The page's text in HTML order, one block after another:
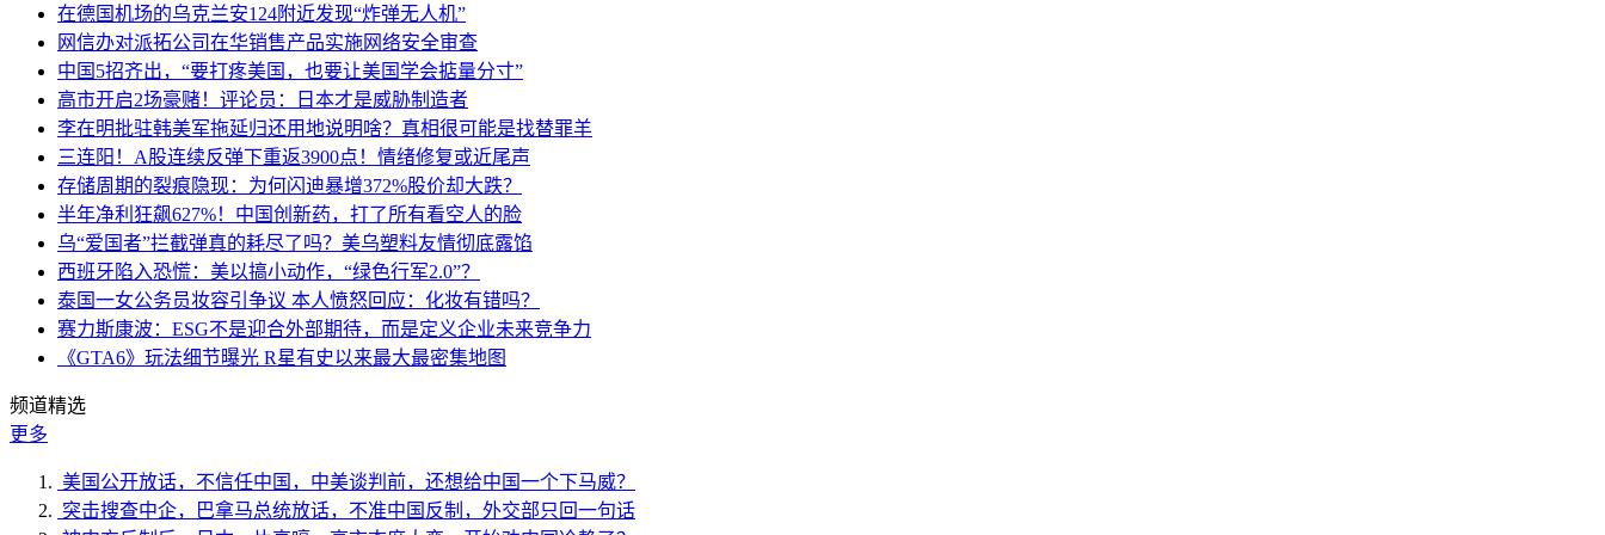
在德国机场的乌克兰安124附近发现“炸弹无人机”
网信办对派拓公司在华销售产品实施网络安全审查
中国5招齐出，“要打疼美国，也要让美国学会掂量分寸”
高市开启2场豪赌！评论员：日本才是威胁制造者
李在明批驻韩美军拖延归还用地说明啥？真相很可能是找替罪羊
三连阳！A股连续反弹下重返3900点！情绪修复或近尾声
存储周期的裂痕隐现：为何闪迪暴增372%股价却大跌？
半年净利狂飙627%！中国创新药，打了所有看空人的脸
乌“爱国者”拦截弹真的耗尽了吗？美乌塑料友情彻底露馅
西班牙陷入恐慌：美以搞小动作，“绿色行军2.0”？
泰国一女公务员妆容引争议 本人愤怒回应：化妆有错吗？
赛力斯康波：ESG不是迎合外部期待，而是定义企业未来竞争力
《GTA6》玩法细节曝光 R星有史以来最大最密集地图
频道精选
更多
美国公开放话，不信任中国，中美谈判前，还想给中国一个下马威？
突击搜查中企，巴拿马总统放话，不准中国反制，外交部只回一句话